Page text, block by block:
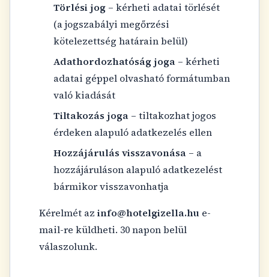
Törlési jog – kérheti adatai törlését
(a jogszabályi megőrzési
kötelezettség határain belül)
Adathordozhatóság joga – kérheti
adatai géppel olvasható formátumban
való kiadását
Tiltakozás joga – tiltakozhat jogos
érdeken alapuló adatkezelés ellen
Hozzájárulás visszavonása – a
hozzájáruláson alapuló adatkezelést
bármikor visszavonhatja
Kérelmét az info@hotelgizella.hu e-
mail-re küldheti. 30 napon belül
válaszolunk.